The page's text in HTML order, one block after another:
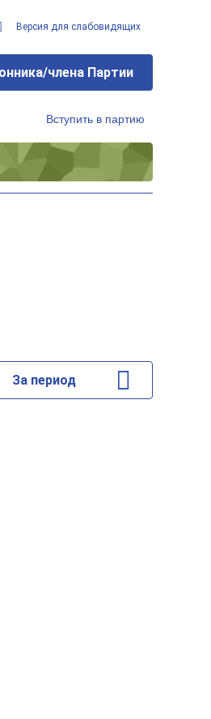
Версия для слабовидящих
члена Партии
Вступить в партию
За период